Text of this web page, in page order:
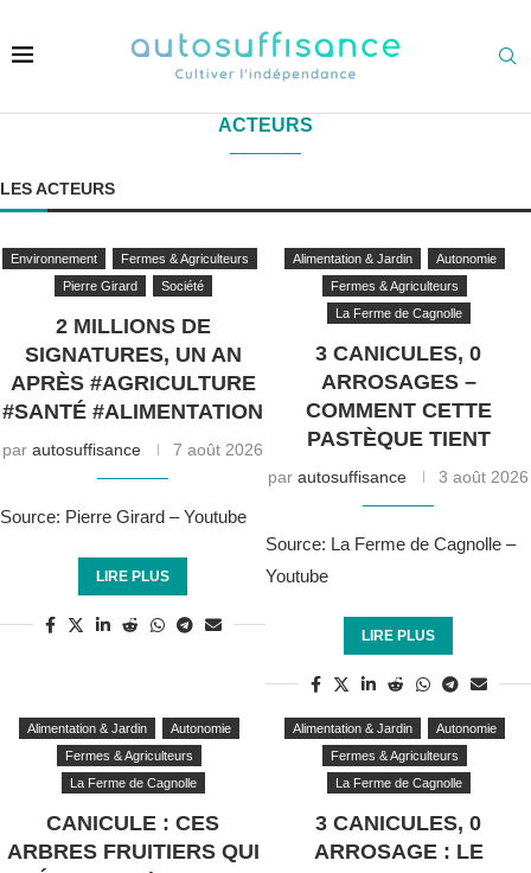
ACTEURS
LES ACTEURS
Environnement
Fermes & Agriculteurs
Pierre Girard
Société
2 MILLIONS DE
SIGNATURES, UN AN
APRÈS #AGRICULTURE
#SANTÉ #ALIMENTATION
par autosuffisance 7 août 2026
Source: Pierre Girard – Youtube
LIRE PLUS
Alimentation & Jardin
Autonomie
Fermes & Agriculteurs
La Ferme de Cagnolle
3 CANICULES, 0
ARROSAGES –
COMMENT CETTE
PASTÈQUE TIENT
par autosuffisance 3 août 2026
Source: La Ferme de Cagnolle –
Youtube
LIRE PLUS
Alimentation & Jardin
Autonomie
Fermes & Agriculteurs
La Ferme de Cagnolle
CANICULE : CES
ARBRES FRUITIERS QUI
Alimentation & Jardin
Autonomie
Fermes & Agriculteurs
La Ferme de Cagnolle
3 CANICULES, 0
ARROSAGE : LE